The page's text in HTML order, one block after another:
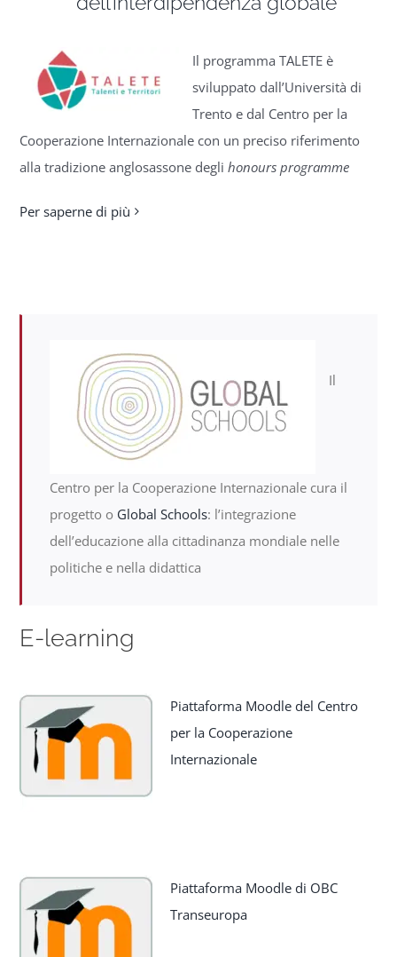
Il programma TALETE è
sviluppato dall’Università di
Trento e dal Centro per la
Cooperazione Internazionale con un preciso riferimento
alla tradizione anglosassone deglihonours programme
Per saperne di più
Il
Centro per la Cooperazione Internazionale cura il
progetto o Global Schools: l’integrazione
dell’educazione alla cittadinanza mondiale nelle
politiche e nella didattica
E-learning
Piattaforma Moodle del Centro
per la Cooperazione
Internazionale
Piattaforma Moodle di OBC
Transeuropa